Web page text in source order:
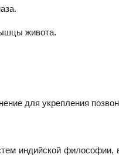
живота.
для укрепления
индийской философии,